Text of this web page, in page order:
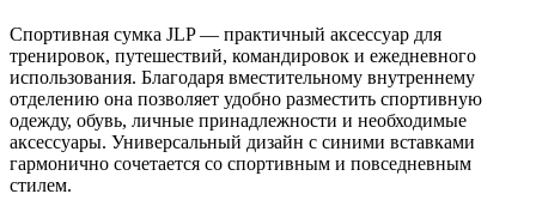
Спортивная сумка JLP — практичный аксессуар для
тренировок, путешествий, командировок и ежедневного
использования. Благодаря вместительному внутреннему
отделению она позволяет удобно разместить спортивную
одежду, обувь, личные принадлежности и необходимые
аксессуары. Универсальный дизайн с синими вставками
гармонично сочетается со спортивным и повседневным
стилем.